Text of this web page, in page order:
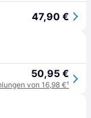
47,90 €
50,95 €
von 16,98 €¹